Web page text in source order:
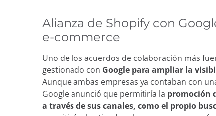
Alianza de Shopify con
e-commerce
Uno de los acuerdos de colaboración más
gestionado con Google para ampliar la
Aunque ambas empresas ya contaban con
Google anunció que permitiría la promoción
a través de sus canales, como el propio